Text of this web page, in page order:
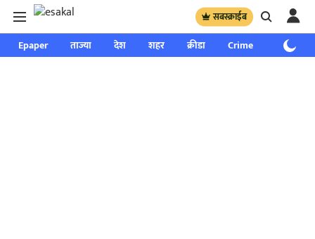
सबस्क्राईब
Epaper ताज्या देश शहर क्रीडा Crime साप्ताहिक